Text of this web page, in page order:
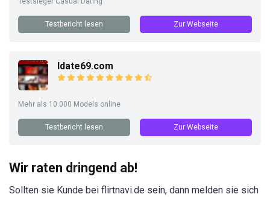
Testbericht lesen Zur Webseite
Idate69.com
Mehr als 10.000 Models online
Testbericht lesen Zur Webseite
Wir raten dringend ab!
Sollten sie Kunde bei flirtnavi.de sein, dann melden sie sich